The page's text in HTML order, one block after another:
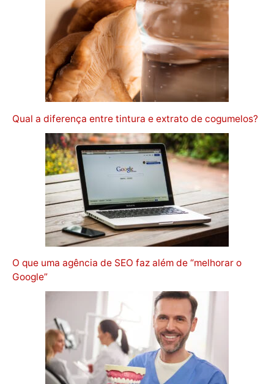
Qual a diferença entre tintura e extrato de cogumelos?
O que uma agência de SEO faz além de “melhorar o
Google”